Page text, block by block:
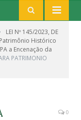
LEI Nº 145/2023, DE
Patrimônio Histórico
a Encenação da
PATRIMONIO
0